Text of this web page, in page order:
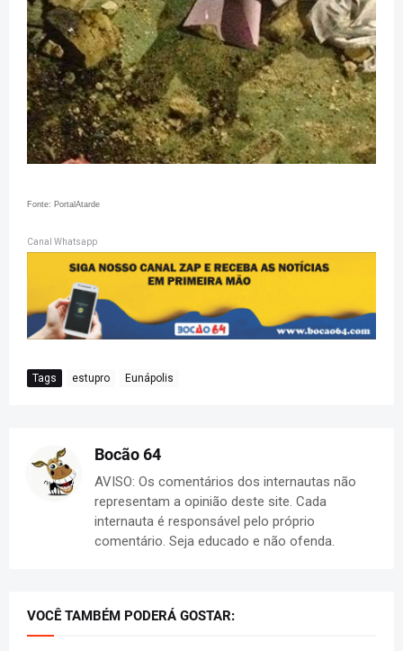
Fonte: PortalAtarde
Canal Whatsapp
Tags estupro Eunápolis
Bocão 64
AVISO: Os comentários dos internautas não
representam a opinião deste site. Cada
internauta é responsável pelo próprio
comentário. Seja educado e não ofenda.
VOCÊ TAMBÉM PODERÁ GOSTAR: